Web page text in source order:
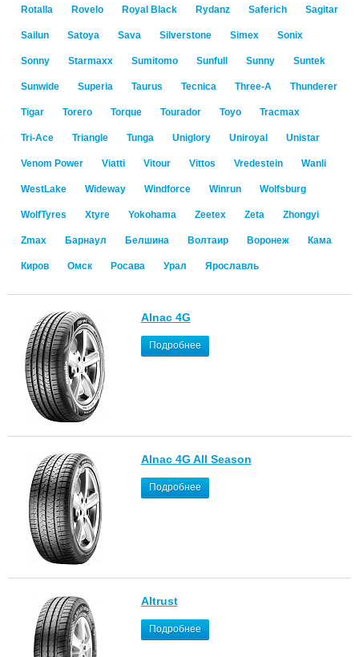
Rotalla Rovelo Royal Black Rydanz Saferich Sagitar
Sailun Satoya Sava Silverstone Simex Sonix
Sonny Starmaxx Sumitomo Sunfull Sunny Suntek
Sunwide Superia Taurus Tecnica Three-A Thunderer
Tigar Torero Torque Tourador Toyo Tracmax
Tri-Ace Triangle Tunga Uniglory Uniroyal Unistar
Venom Power Viatti Vitour Vittos Vredestein Wanli
WestLake Wideway Windforce Winrun Wolfsburg
WolfTyres Xtyre Yokohama Zeetex Zeta Zhongyi
Zmax Барнаул Белшина Волтаир Воронеж Кама
Киров Омск Росава Урал Ярославль
Alnac 4G
Подробнее
Alnac 4G All Season
Подробнее
Altrust
Подробнее